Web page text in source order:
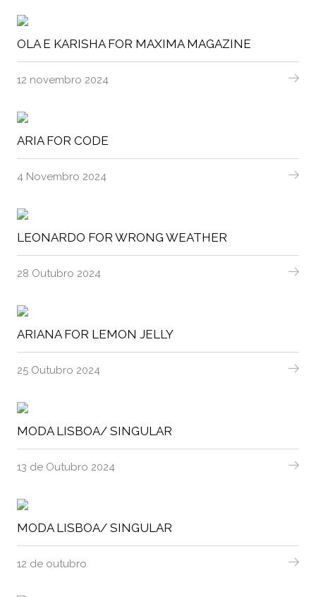
OLA E KARISHA FOR MAXIMA MAGAZINE
12 novembro 2024
ARIA FOR CODE
4 Novembro 2024
LEONARDO FOR WRONG WEATHER
28 Outubro 2024
ARIANA FOR LEMON JELLY
25 Outubro 2024
MODA LISBOA/ SINGULAR
13 de Outubro 2024
MODA LISBOA/ SINGULAR
12 de outubro